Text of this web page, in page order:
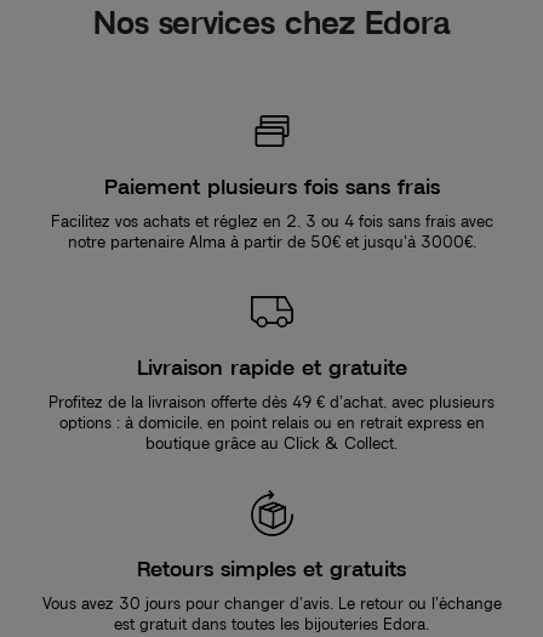
Nos services chez Edora
Paiement plusieurs fois sans frais
Facilitez vos achats et réglez en 2, 3 ou 4 fois sans frais avec
notre partenaire Alma à partir de 50€ et jusqu'à 3000€.
Livraison rapide et gratuite
Profitez de la livraison offerte dès 49 € d’achat, avec plusieurs
options : à domicile, en point relais ou en retrait express en
boutique grâce au Click & Collect.
Retours simples et gratuits
Vous avez 30 jours pour changer d’avis. Le retour ou l’échange
est gratuit dans toutes les bijouteries Edora.